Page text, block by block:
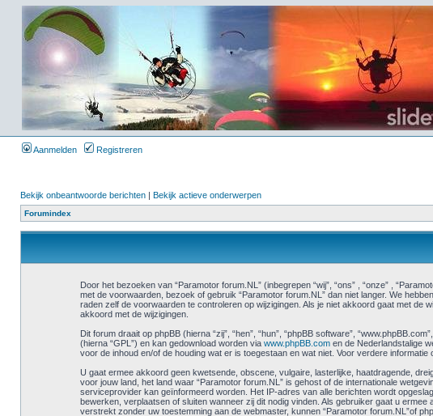
Aanmelden Registreren
Bekijk onbeantwoorde berichten | Bekijk actieve onderwerpen
Forumindex
Door het bezoeken van “Paramotor forum.NL” (inbegrepen “wij”, “ons” , “onze” ,
met de voorwaarden, bezoek of gebruik “Paramotor forum.NL” dan niet langer. We
raden zelf de voorwaarden te controleren op wijzigingen. Als je niet akkoord gaat met de
akkoord met de wijzigingen.
Dit forum draait op phpBB (hierna “zij”, “hen”, “hun”, “phpBB software”,
(hierna “GPL”) en kan gedownload worden via www.phpBB.comen de Nederlandstalige
voor de inhoud en/of de houding wat er is toegestaan en wat niet. Voor verdere
U gaat ermee akkoord geen kwetsende, obscene, vulgaire, lasterlijke, haatdragende,
voor jouw land, het land waar “Paramotor forum.NL” is gehost of de internationale
serviceprovider kan geïnformeerd worden. Het IP-adres van alle berichten wordt
bewerken, verplaatsen of sluiten wanneer zij dit nodig vinden. Als gebruiker gaat u
verstrekt zonder uw toestemming aan de webmaster, kunnen “Paramotor forum.NL”of